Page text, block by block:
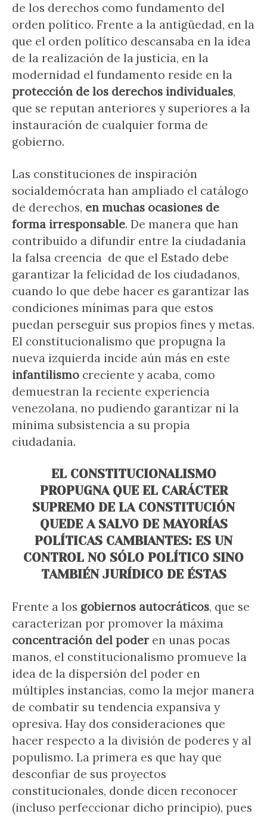
de los derechos como fundamento del
orden político. Frente a la antigüedad, en la
que el orden político descansaba en la idea
de la realización de la justicia, en la
modernidad el fundamento reside en la
protección de los derechos individuales,
que se reputan anteriores y superiores a la
instauración de cualquier forma de
gobierno.
Las constituciones de inspiración
socialdemócrata han ampliado el catálogo
de derechos, en muchas ocasiones de
forma irresponsable. De manera que han
contribuido a difundir entre la ciudadanía
la falsa creencia de que el Estado debe
garantizar la felicidad de los ciudadanos,
cuando lo que debe hacer es garantizar las
condiciones mínimas para que estos
puedan perseguir sus propios fines y metas.
El constitucionalismo que propugna la
nueva izquierda incide aún más en este
infantilismo creciente y acaba, como
demuestran la reciente experiencia
venezolana, no pudiendo garantizar ni la
mínima subsistencia a su propia
ciudadanía.
EL CONSTITUCIONALISMO
PROPUGNA QUE EL CARÁCTER
SUPREMO DE LA CONSTITUCIÓN
QUEDE A SALVO DE MAYORÍAS
POLÍTICAS CAMBIANTES: ES UN
CONTROL NO SÓLO POLÍTICO SINO
TAMBIÉN JURÍDICO DE ÉSTAS
Frente a los gobiernos autocráticos, que se
caracterizan por promover la máxima
concentración del poderen unas pocas
manos, el constitucionalismo promueve la
idea de la dispersión del poder en
múltiples instancias, como la mejor manera
de combatir su tendencia expansiva y
opresiva. Hay dos consideraciones que
hacer respecto a la división de poderes y al
populismo. La primera es que hay que
desconfiar de sus proyectos
constitucionales, donde dicen reconocer
(incluso perfeccionar dicho principio), pues